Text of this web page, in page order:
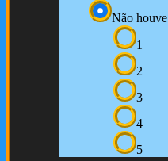
Não houve
1
2
3
4
5